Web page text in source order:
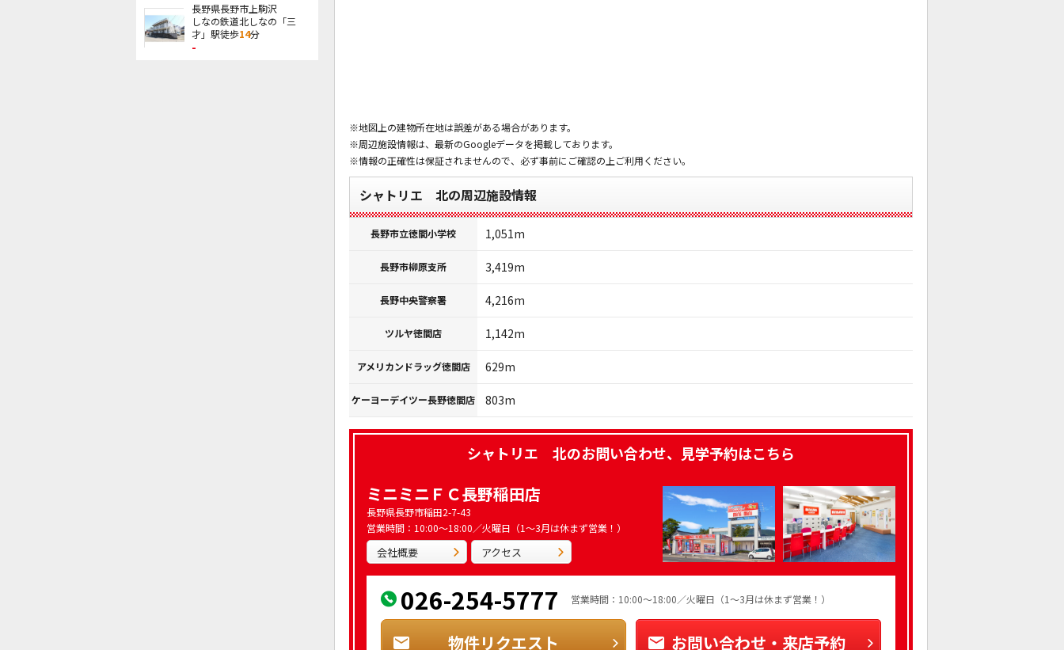
長野県長野市上駒沢
しなの鉄道北しなの「三
才」駅徒歩14分
-
※地図上の建物所在地は誤差がある場合があります。
※周辺施設情報は、最新のGoogleデータを掲載しております。
※情報の正確性は保証されませんので、必ず事前にご確認の上ご利用ください。
シャトリエ 北の周辺施設情報
長野市立徳間小学校 1,051m
長野市柳原支所 3,419m
長野中央警察署 4,216m
ツルヤ徳間店 1,142m
アメリカンドラッグ徳間店 629m
ケーヨーデイツー長野徳間店 803m
シャトリエ 北のお問い合わせ、見学予約はこちら
ミニミニＦＣ長野稲田店
長野県長野市稲田2-7-43
営業時間：10:00～18:00／火曜日（1～3月は休まず営業！）
会社概要 アクセス
026-254-5777 営業時間：10:00～18:00／火曜日（1～3月は休まず営業！）
物件リクエスト お問い合わせ・来店予約